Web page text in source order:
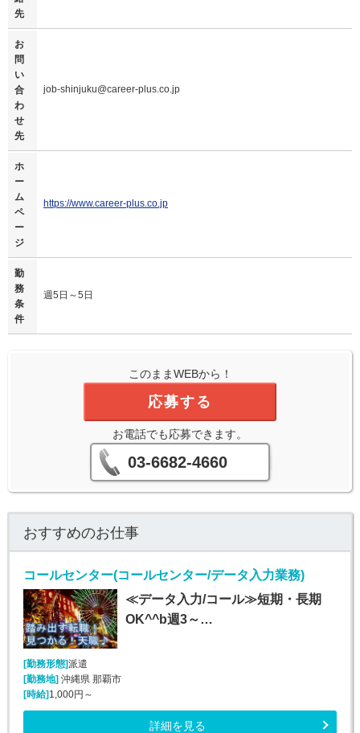
先
お
問
い
合
わ
せ
先
job-shinjuku@career-plus.co.jp
ホ
ー
ム
ペ
ー
ジ
https://www.career-plus.co.jp
勤
務
条
件
週5日～5日
このままWEBから！
応募する
お電話でも応募できます。
03-6682-4660
おすすめのお仕事
コールセンター(コールセンター/データ入力業務)
≪データ入力/コール≫短期・長期
OK^^b週3～…
[勤務形態]派遣
[勤務地]沖縄県 那覇市
[時給]1,000円～
詳細を見る